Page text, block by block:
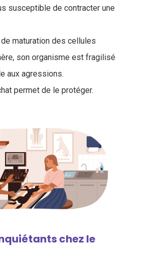
susceptible de contracter une
maturation des cellules
son organisme est fragilisé
aux agressions.
permet de le protéger.
chez le